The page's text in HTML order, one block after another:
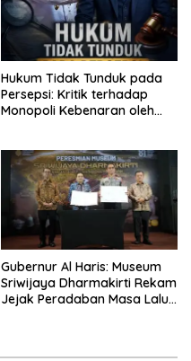
Hukum Tidak Tunduk pada
Persepsi: Kritik terhadap
Monopoli Kebenaran oleh
Gubernur Al Haris: Museum
Sriwijaya Dharmakirti Rekam
Jejak Peradaban Masa Lalu